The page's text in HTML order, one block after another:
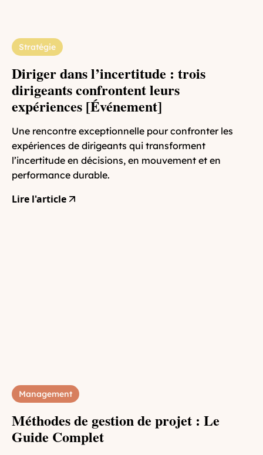
Stratégie
Diriger dans l’incertitude : trois
dirigeants confrontent leurs
expériences [Événement]
Une rencontre exceptionnelle pour confronter les
expériences de dirigeants qui transforment
l’incertitude en décisions, en mouvement et en
performance durable.
Lire l'article
Management
Méthodes de gestion de projet : Le
Guide Complet